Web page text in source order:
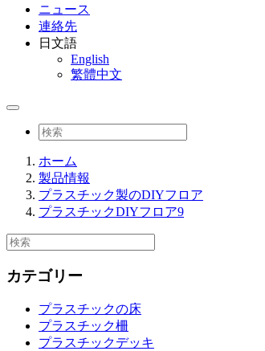
ニュース
連絡先
日文語
English
繁體中文
ホーム
製品情報
プラスチック製のDIYフロア
プラスチックDIYフロア9
カテゴリー
プラスチックの床
プラスチック柵
プラスチックデッキ